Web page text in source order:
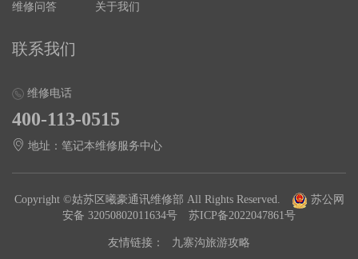
维修问答 关于我们
联系我们
维修电话
400-113-0515
地址：笔记本维修服务中心
Copyright ©姑苏区曦豪通讯维修部 All Rights Reserved.
苏公网
安备 32050802011634号
苏ICP备2022047861号
友情链接： 九寨沟旅游攻略